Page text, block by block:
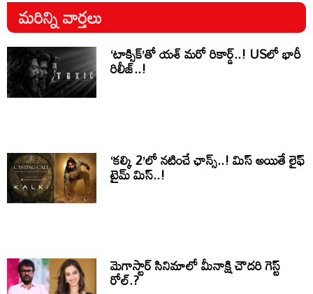
మరిన్ని వార్తలు
‘టాక్సిక్’తో యశ్ మరో రికార్డ్..! USలో భారీ
రిలీజ్..!
‘కల్కి 2’లో నటించే ఛాన్స్..! మిస్ అయితే లైఫ్
టైమ్ మిస్..!
మెగాస్టార్ సినిమాలో మీనాక్షి చౌదరి గెస్ట్
రోల్.?